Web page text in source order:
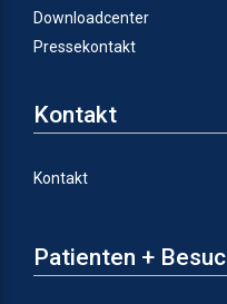
Downloadcenter
Pressekontakt
Kontakt
Kontakt
Patienten +